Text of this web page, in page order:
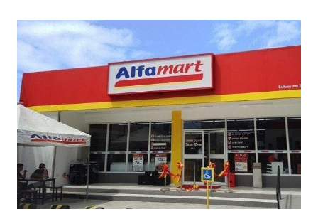
makanya aku tuliskan di blog. Sebenarnya alasanku traveling ke
Singapura karena penasaran mau liat Singapore National Day
Parade yang puncaknya diadakan pada 9 Agustus setiap
tahunnya karena bertepatan dengan hari kemerdekaan atau
warga lokal menyebutnya hari nasional Singapura. Kemeriahan
yang aku liat di tiktok begitu menggoda sehingga aku bertekad
untuk pergi ke sana karena sudah lama juga gak traveling ke luar
negeri....